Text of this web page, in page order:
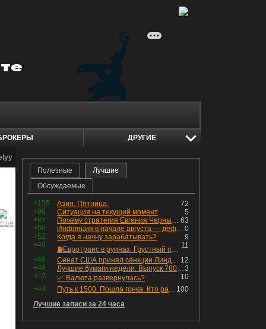
ДРУГИЕ
Полезные
Лучшие
Обсуждаемые
+155 72
Азия. Пятница.
+96
5
Ситуация на текущий момент
+87
63
Почему стратегия Евгения Черных приведет вас к убыткам в 2026 году
+56
0
Инфляция в начале августа — дефляция из-за топлива и плодоовощной корзины, но услуги продолжают дорожать, а рубль начал ослабевать.
+52
9
Когда я начну зарабатывать?
+49
11
⛽️Евротранс в руинах. Грустный пост😶😞 Что изменилось в облигациях?
+48
12
Сенат США принял санкции Линдси Грэма против России
+48
3
Лучшие бумаги недели. Выпуск 780 – обновления для пятницы
+47
10
📈 Валюта развернулась?
+44
100
Путь к 1500. Пошла гонка. Кто раньше продаст.
Лучшие записи за 24 часа